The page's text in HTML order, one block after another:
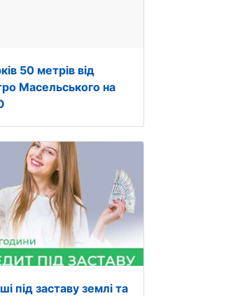
50 метрів від
Масельського на
під заставу землі та